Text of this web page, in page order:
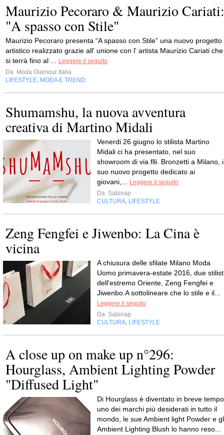
Maurizio Pecoraro & Maurizio Cariati:
"A spasso con Stile"
Maurizio Pecoraro presenta “A spasso con Stile” una nuovo progetto
artistico realizzato grazie all' unione con l' artista Maurizio Cariati che
si terrà fino al ...
Leggere il seguito
Da Moda Glamour Italia
LIFESTYLE MODA E TREND
Shumamshu, la nuova avventura
creativa di Martino Midali
Venerdi 26 giugno lo stilista Martino
Midali ci ha presentato, nel suo
showroom di via flli. Bronzetti a Milano,
suo nuovo progetto dedicato ai
giovani,...
Leggere il seguito
Da Sabinap
CULTURA LIFESTYLE
Zeng Fengfei e Jiwenbo: La Cina è
vicina
A chiusura delle sfilate Milano Moda
Uomo primavera-estate 2016, due
dell'estremo Oriente, Zeng Fengfei e
Jiwenbo.A sottolineare che lo stile e il...
Leggere il seguito
Da Sabinap
CULTURA LIFESTYLE
A close up on make up n°296:
Hourglass, Ambient Lighting Powder
"Diffused Light"
Di Hourglass è diventato in breve tempo
uno dei marchi più desiderati in tutto il
mondo, le sue Ambient light Powder e
Ambient Lighting Blush lo hanno reso...